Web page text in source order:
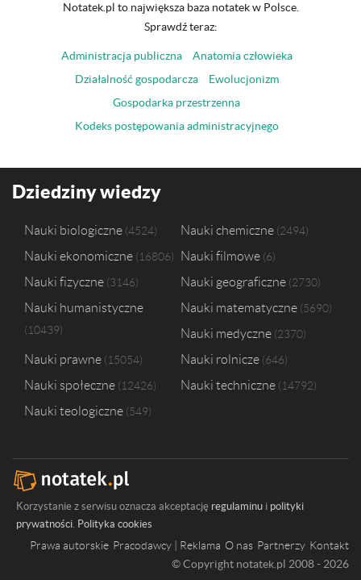
Notatek.pl to największa baza notatek w Polsce.
Sprawdź teraz:
Administracja publiczna
Anatomia człowieka
Działalność gospodarcza
Ewolucjonizm
Gospodarka przestrzenna
Kodeks postępowania administracyjnego
Dziedziny wiedzy
Nauki biologiczne 4524 Nauki chemiczne 2494
Nauki ekonomiczne 16806 Nauki filmowe 6
Nauki fizyczne 3146 Nauki geograficzne 2730
Nauki humanistyczne
10439
Nauki matematyczne 5690
Nauki medyczne 2370
Nauki prawne 15054 Nauki rolnicze 646
Nauki społeczne 12426 Nauki techniczne 14792
Nauki teologiczne 549
Korzystanie z serwisu oznacza akceptację regulaminu i polityki
prywatności. Polityka cookies
Prawa autorskie Pracodawcy | Reklama O nas Partnerzy Kontakt
© Copyright notatek.pl 2008 - 2026